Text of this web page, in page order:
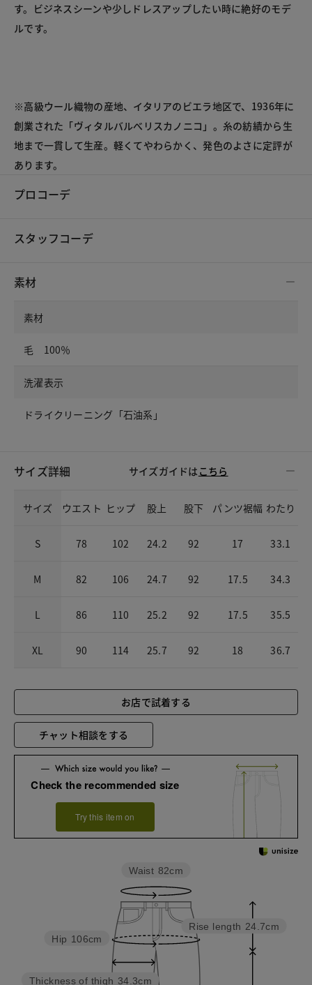
す。ビジネスシーンや少しドレスアップしたい時に絶好のモデ
ルです。
※高級ウール織物の産地、イタリアのビエラ地区で、1936年に
創業された「ヴィタルバルべリスカノニコ」。糸の紡績から生
地まで一貫して生産。軽くてやわらかく、発色のよさに定評が
あります。
プロコーデ
スタッフコーデ
素材
素材
毛 100％
洗濯表示
ドライクリーニング「石油系」
サイズ詳細 サイズガイドは こちら
サイズ ウエスト ヒップ 股上 股下 パンツ裾幅 わたり
S 78 102 24.2 92 17 33.1
M 82 106 24.7 92 17.5 34.3
L 86 110 25.2 92 17.5 35.5
XL 90 114 25.7 92 18 36.7
お店で試着する
チャット相談をする
Check the recommended size
Try this item on
Rise length 24.7cm
Thickness of thigh 34.3cm
Hip 106cm
Waist 82cm